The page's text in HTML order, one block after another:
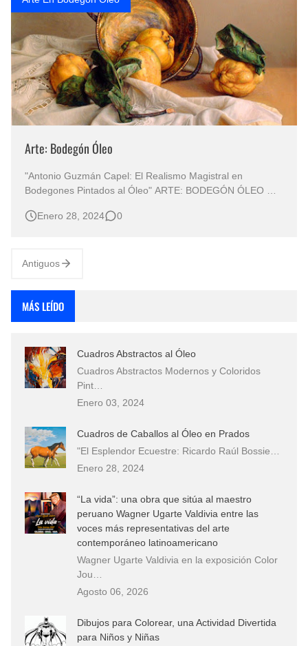
Arte: Bodegón Óleo
"Antonio Guzmán Capel: El Realismo Magistral en
Bodegones Pintados al Óleo" ARTE: BODEGÓN ÓLEO
BODEGÓN ÓLEO Bodegones "La Maestría de un Pintor
Enero 28, 2024 0
Antiguos
MÁS LEÍDO
Cuadros Abstractos al Óleo
Cuadros Abstractos Modernos y Coloridos
Pint…
Enero 03, 2024
Cuadros de Caballos al Óleo en Prados
"El Esplendor Ecuestre: Ricardo Raúl Bossie…
Enero 28, 2024
“La vida”: una obra que sitúa al maestro
peruano Wagner Ugarte Valdivia entre las
voces más representativas del arte
contemporáneo latinoamericano
Wagner Ugarte Valdivia en la exposición Color
Jou…
Agosto 06, 2026
Dibujos para Colorear, una Actividad Divertida
para Niños y Niñas